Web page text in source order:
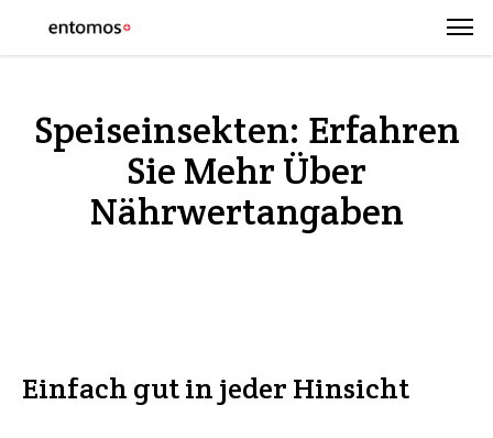
Speiseinsekten: Erfahren
Sie Mehr Über
Nährwertangaben
Einfach gut in jeder Hinsicht